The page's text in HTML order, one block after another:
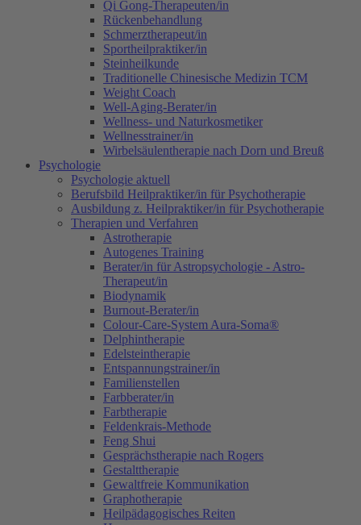
Qi Gong-Therapeuten/in
Rückenbehandlung
Schmerztherapeut/in
Sportheilpraktiker/in
Steinheilkunde
Traditionelle Chinesische Medizin TCM
Weight Coach
Well-Aging-Berater/in
Wellness- und Naturkosmetiker
Wellnesstrainer/in
Wirbelsäulentherapie nach Dorn und Breuß
Psychologie
Psychologie aktuell
Berufsbild Heilpraktiker/in für Psychotherapie
Ausbildung z. Heilpraktiker/in für Psychotherapie
Therapien und Verfahren
Astrotherapie
Autogenes Training
Berater/in für Astropsychologie - Astro-
Therapeut/in
Biodynamik
Burnout-Berater/in
Colour-Care-System Aura-Soma®
Delphintherapie
Edelsteintherapie
Entspannungstrainer/in
Familienstellen
Farbberater/in
Farbtherapie
Feldenkrais-Methode
Feng Shui
Gesprächstherapie nach Rogers
Gestalttherapie
Gewaltfreie Kommunikation
Graphotherapie
Heilpädagogisches Reiten